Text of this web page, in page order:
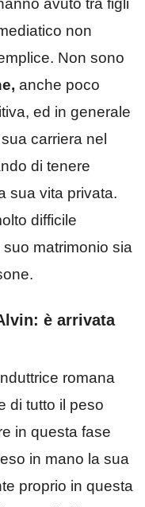
non
Non sono
anche poco
ed in generale
carriera nel
di tenere
sua vita privata.
difficile
matrimonio sia
è arrivata
romana
di tutto il peso
in questa fase
in mano la sua
proprio in questa